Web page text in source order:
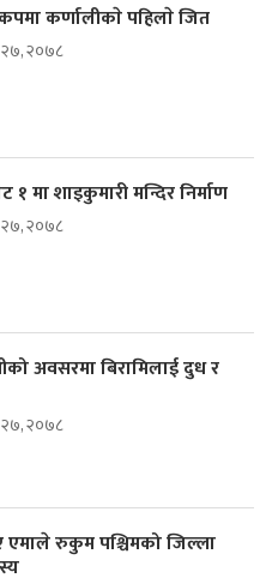
कपमा कर्णालीकाे पहिलाे जित
२०७८
मा शाइकुमारी मन्दिर निर्माण
२०७८
अवसरमा बिरामिलाई दुध र
२०७८
रुकुम पश्चिमको जिल्ला